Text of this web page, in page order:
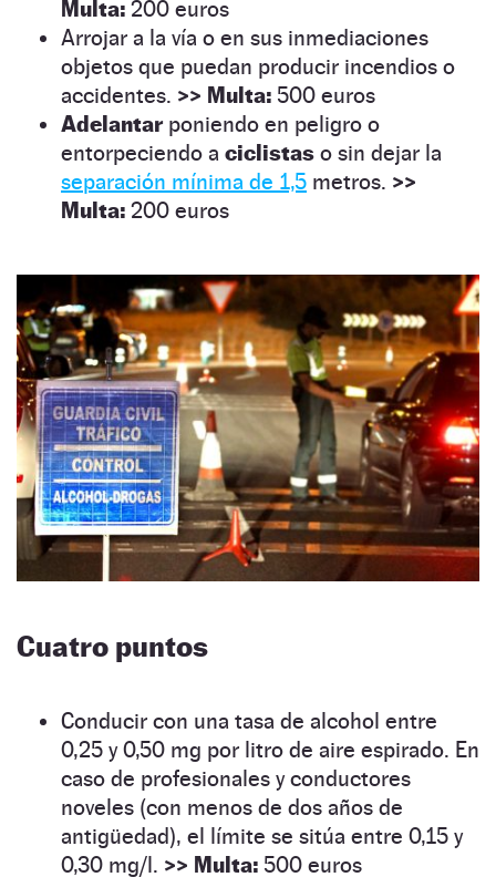
Multa: 200 euros
Arrojar a la vía o en sus inmediaciones
objetos que puedan producir incendios o
accidentes. >> Multa: 500 euros
Adelantar poniendo en peligro o
entorpeciendo a ciclistas o sin dejar la
separación mínima de 1,5 metros. >>
Multa: 200 euros
Cuatro puntos
Conducir con una tasa de alcohol entre
0,25 y 0,50 mg por litro de aire espirado. En
caso de profesionales y conductores
noveles (con menos de dos años de
antigüedad), el límite se sitúa entre 0,15 y
0,30 mg/l. >> Multa: 500 euros